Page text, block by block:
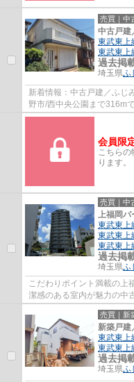
売買｜中
中古戸建
東武東上
東武東上
過去掲
埼玉県ふ
新着情報：中古戸建／ふじ
野市/西中央公園まで316m
ら徒歩9分圏内に位置する
会員限
こちらの
ります。
売買｜中
上福岡パ
東武東上
東武東上
東武東上
過去掲
埼玉県ふ
こだわりポイント満載の上
潔感のある室内が魅力の中
徒歩1分の物件です。外観
売買｜新
新築戸建
東武東上
東武東上
過去掲
埼玉県ふ